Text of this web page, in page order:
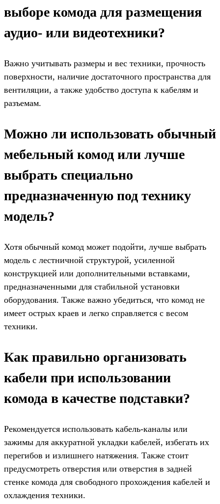
выборе комода для размещения
аудио- или видеотехники?
Важно учитывать размеры и вес техники, прочность
поверхности, наличие достаточного пространства для
вентиляции, а также удобство доступа к кабелям и
разъемам.
Можно ли использовать обычный
мебельный комод или лучше
выбрать специально
предназначенную под технику
модель?
Хотя обычный комод может подойти, лучше выбрать
модель с лестничной структурой, усиленной
конструкцией или дополнительными вставками,
предназначенными для стабильной установки
оборудования. Также важно убедиться, что комод не
имеет острых краев и легко справляется с весом
техники.
Как правильно организовать
кабели при использовании
комода в качестве подставки?
Рекомендуется использовать кабель-каналы или
зажимы для аккуратной укладки кабелей, избегать их
перегибов и излишнего натяжения. Также стоит
предусмотреть отверстия или отверстия в задней
стенке комода для свободного прохождения кабелей и
охлаждения техники.